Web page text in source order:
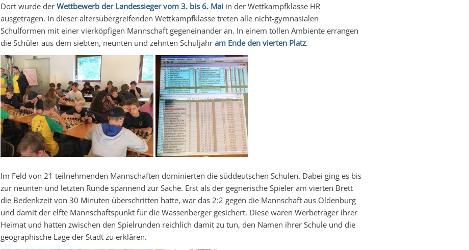
Dort wurde der Wettbewerb der Landessieger vom 3. bis 6. Maiin der Wettkampfklasse HR
ausgetragen. In dieser altersübergreifenden Wettkampfklasse treten alle nicht-gymnasialen
Schulformen mit einer vierköpfigen Mannschaft gegeneinander an. In einem tollen Ambiente errangen
die Schüler aus dem siebten, neunten und zehnten Schuljahr am Ende den vierten Platz.
Im Feld von 21 teilnehmenden Mannschaften dominierten die süddeutschen Schulen. Dabei ging es bis
zur neunten und letzten Runde spannend zur Sache. Erst als der gegnerische Spieler am vierten Brett
die Bedenkzeit von 30 Minuten überschritten hatte, war das 2:2 gegen die Mannschaft aus Oldenburg
und damit der elfte Mannschaftspunkt für die Wassenberger gesichert. Diese waren Werbeträger ihrer
Heimat und hatten zwischen den Spielrunden reichlich damit zu tun, den Namen ihrer Schule und die
geographische Lage der Stadt zu erklären.